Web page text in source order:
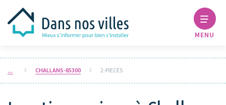
MENU
CHALLANS-85300 2-PIECES